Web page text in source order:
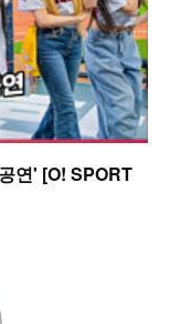
연' [O! SPORT